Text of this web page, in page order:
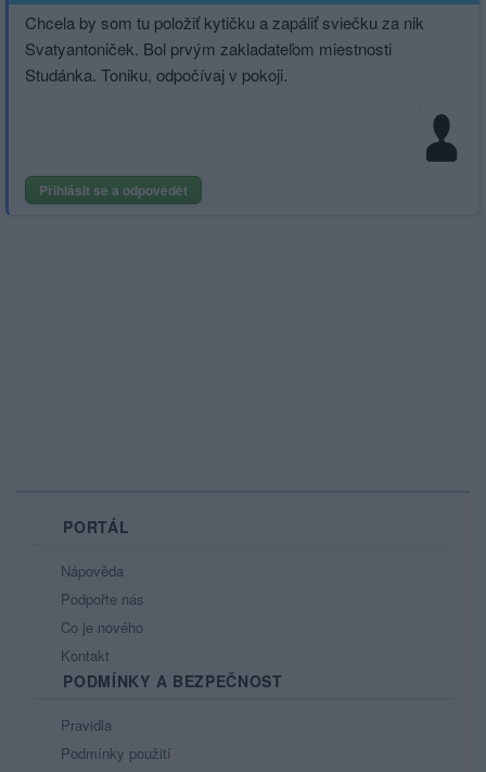
Chcela by som tu položiť kytičku a zapáliť sviečku za nik
Svatyantoniček. Bol prvým zakladateľom miestnosti
Studánka. Toniku, odpočívaj v pokoji.
Přihlásit se a odpovědět
PORTÁL
Nápověda
Podpořte nás
Co je nového
Kontakt
PODMÍNKY A BEZPEČNOST
Pravidla
Podmínky použití